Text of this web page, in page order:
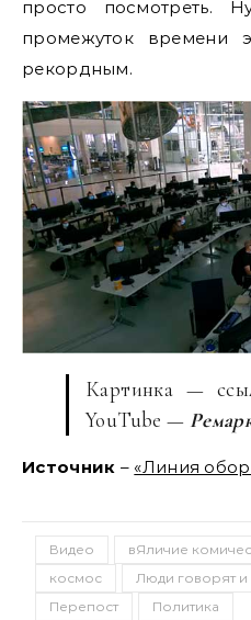
просто посмотреть.
промежуток времени
рекордным.
Картинка —
YouTube —
Источник – «Линия
Видео
вЯличие
космос
Люди говорят и
Перепост
Политика